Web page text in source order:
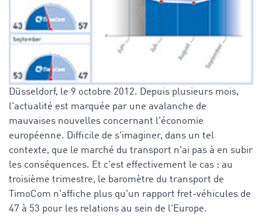
Düsseldorf, le 9 octobre 2012. Depuis plusieurs mois,
l'actualité est marquée par une avalanche de
mauvaises nouvelles concernant l'économie
européenne. Difficile de s'imaginer, dans un tel
contexte, que le marché du transport n'ai pas à en subir
les conséquences. Et c'est effectivement le cas : au
troisième trimestre, le baromètre du transport de
TimoCom n'affiche plus qu'un rapport fret-véhicules de
47 à 53 pour les relations au sein de l'Europe.